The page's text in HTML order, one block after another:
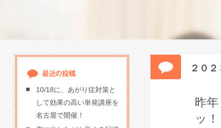
２０
昨
ッ
10/18に、あがり症対策と
して効果の高い単発講座を
名古屋で開催！